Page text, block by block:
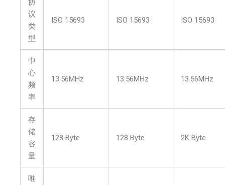
协
议
类
型
ISO 15693 ISO 15693 ISO 15693
中
心
频
率
13.56MHz 13.56MHz 13.56MHz
存
储
容
量
128 Byte 128 Byte 2K Byte
唯